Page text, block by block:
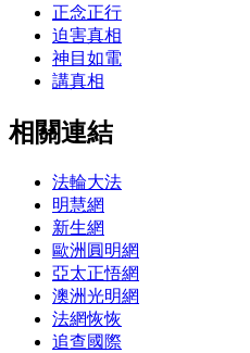
正念正行
迫害真相
神目如電
講真相
相關連結
法輪大法
明慧網
新生網
歐洲圓明網
亞太正悟網
澳洲光明網
法網恢恢
追查國際